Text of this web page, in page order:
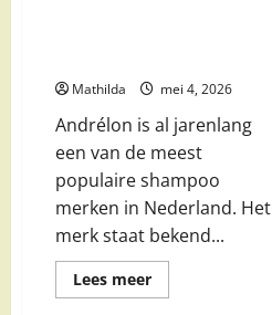
Mathilda mei 4, 2026
Andrélon is al jarenlang
een van de meest
populaire shampoo
merken in Nederland. Het
merk staat bekend...
Lees meerLees
meer